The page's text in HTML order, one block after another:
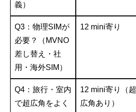
義）
Q3：物理SIMが
必要？（MVNO
差し替え・社
用・海外SIM）
12 mini寄り
Q4：旅行・室内
で超広角をよく
12 mini寄り（超
広角あり）